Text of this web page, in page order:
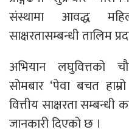
संस्थामा आवद्ध
साक्षरतासम्बन्धी तालिम
अभियान लघुवित्तको
सोमबार ‘पेवा बचत
वित्तीय साक्षरता सम्बन्धी
जानकारी दिएको छ ।